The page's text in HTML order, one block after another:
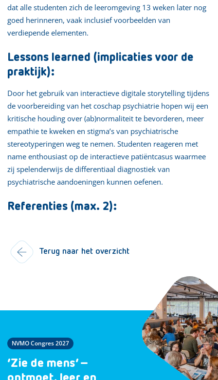
dat alle studenten zich de leeromgeving 13 weken later nog
goed herinneren, vaak inclusief voorbeelden van
verdiepende elementen.
Lessons learned (implicaties voor de
praktijk):
Door het gebruik van interactieve digitale storytelling tijdens
de voorbereiding van het coschap psychiatrie hopen wij een
kritische houding over (ab)normaliteit te bevorderen, meer
empathie te kweken en stigma’s van psychiatrische
stereotyperingen weg te nemen. Studenten reageren met
name enthousiast op de interactieve patiëntcasus waarmee
zij spelenderwijs de differentiaal diagnostiek van
psychiatrische aandoeningen kunnen oefenen.
Referenties (max. 2):
Terug naar het overzicht
NVMO Congres 2027
‘Zie de mens’ –